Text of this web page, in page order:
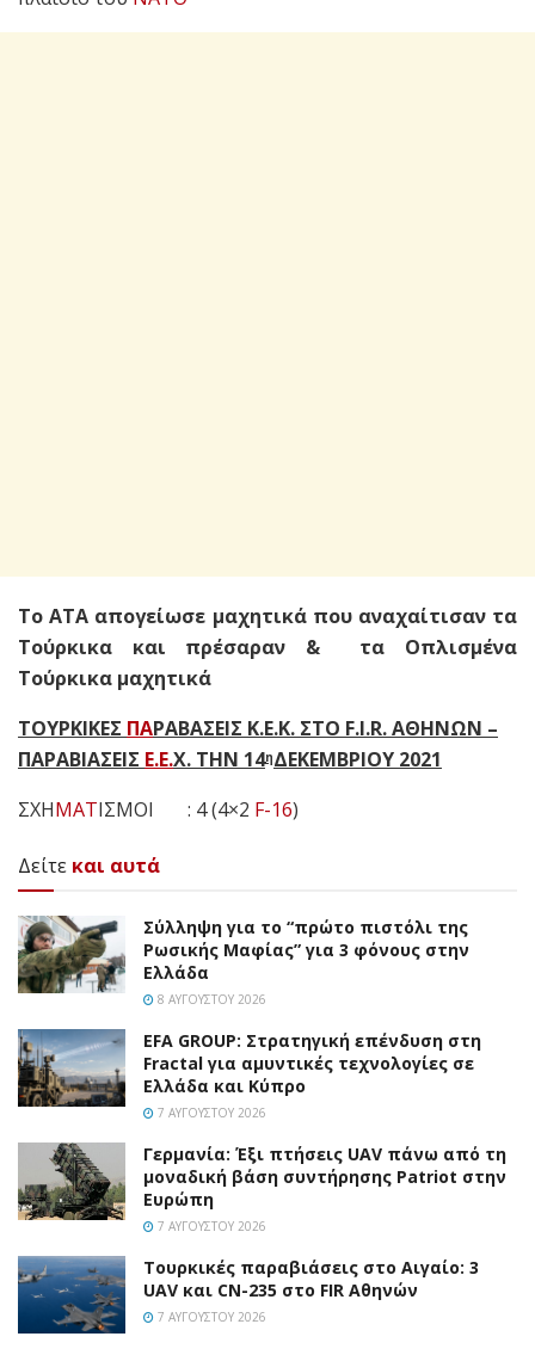
Το ΑΤΑ απογείωσε μαχητικά που αναχαίτισαν τα
Τούρκικα και πρέσαραν & τα Οπλισμένα
Τούρκικα μαχητικά
ΤΟΥΡΚΙΚΕΣ ΠΑΡΑΒΑΣΕΙΣ Κ.Ε.Κ. ΣΤΟ F.I.R. ΑΘΗΝΩΝ –
ΠΑΡΑΒΙΑΣΕΙΣ Ε.Ε.Χ. ΤΗΝ 14ηΔΕΚΕΜΒΡΙΟΥ 2021
ΣΧΗΜΑΤΙΣΜΟΙ : 4 (4×2 F-16)
Δείτε και αυτά
Σύλληψη για το “πρώτο πιστόλι της
Ρωσικής Μαφίας” για 3 φόνους στην
Ελλάδα
8 ΑΥΓΟΎΣΤΟΥ 2026
EFA GROUP: Στρατηγική επένδυση στη
Fractal για αμυντικές τεχνολογίες σε
Ελλάδα και Κύπρο
7 ΑΥΓΟΎΣΤΟΥ 2026
Γερμανία: Έξι πτήσεις UAV πάνω από τη
μοναδική βάση συντήρησης Patriot στην
Ευρώπη
7 ΑΥΓΟΎΣΤΟΥ 2026
Τουρκικές παραβιάσεις στο Αιγαίο: 3
UAV και CN-235 στο FIR Αθηνών
7 ΑΥΓΟΎΣΤΟΥ 2026